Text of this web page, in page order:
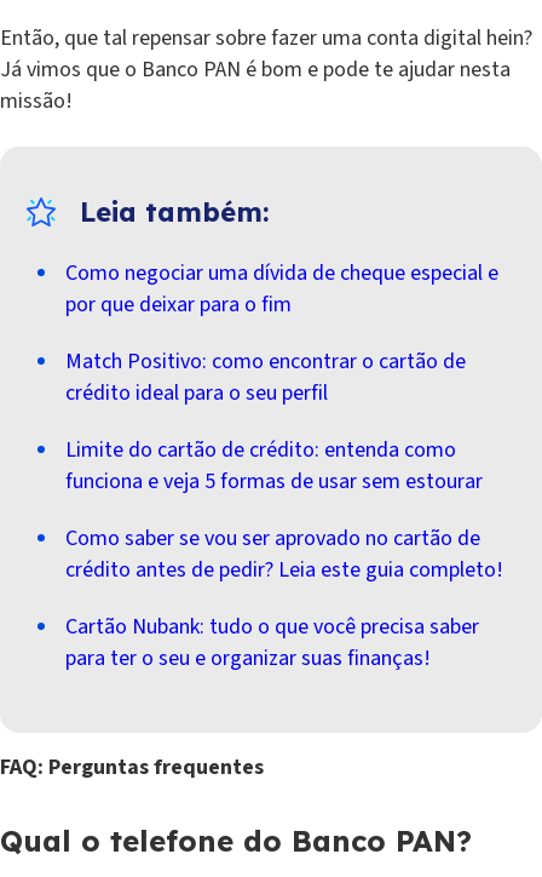
Então, que tal repensar sobre fazer uma conta digital hein?
Já vimos que o Banco PAN é bom e pode te ajudar nesta
missão!
Como negociar uma dívida de cheque especial e
por que deixar para o fim
Match Positivo: como encontrar o cartão de
crédito ideal para o seu perfil
Limite do cartão de crédito: entenda como
funciona e veja 5 formas de usar sem estourar
Como saber se vou ser aprovado no cartão de
crédito antes de pedir? Leia este guia completo!
Cartão Nubank: tudo o que você precisa saber
para ter o seu e organizar suas finanças!
FAQ: Perguntas frequentes
Qual o telefone do Banco PAN?